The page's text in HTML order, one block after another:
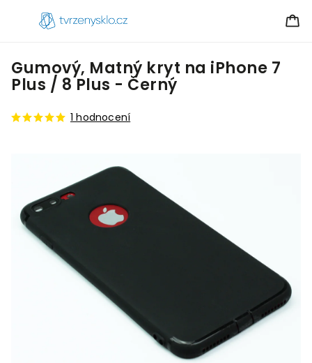
Gumový, Matný kryt na iPhone 7
Plus / 8 Plus - Černý
1 hodnocení